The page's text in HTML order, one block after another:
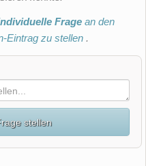
Frage an den
Eintrag zu stellen .
stellen